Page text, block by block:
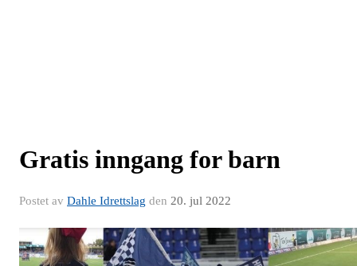
Gratis inngang for barn
Postet av Dahle Idrettslag den 20. jul 2022